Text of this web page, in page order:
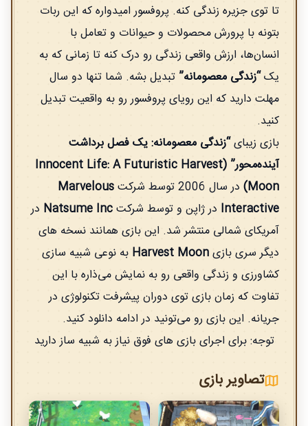
تا توی جزیره زندگی کنه. پروفسور امیدواره که این ربات
بتونه با پرورش محصولات و حیوانات و تعامل با
انسان‌ها، ارزش واقعی زندگی رو درک کنه تا زمانی که به
یک“زندگی معصومانه” تبدیل بشه. شما تنها دو سال
مهلت دارید که این رویای پروفسور رو به واقعیت تبدیل
کنید.
بازی زیبای“زندگی معصومانه: یک فصل برداشت
آینده‌محور” (Innocent Life: A Futuristic Harvest
Moon) در سال 2006 توسط شرکت
Marvelous
Interactive در ژاپن و توسط شرکتNatsume Inc در
آمریکای شمالی منتشر شد. این بازی همانند نسخه های
دیگر سری بازیHarvest Moon به نوعی شبیه سازی
کشاورزی و زندگی واقعی رو به نمایش می‌ذاره با این
تفاوت که زمان بازی توی دوران پیشرفت تکنولوژی در
جریانه. این بازی رو می‌‌تونید در ادامه دانلود کنید.
توجه: برای اجرای بازی های فوق نیاز به شبیه ساز دارید
تصاویر بازی